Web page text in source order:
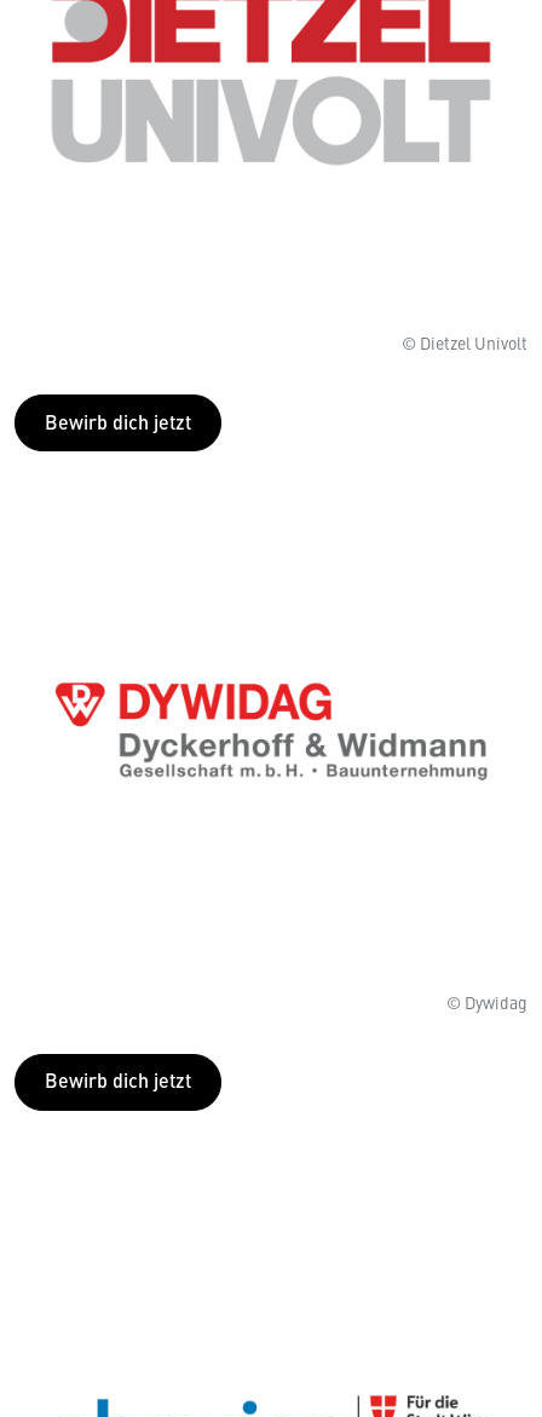
© Dietzel Univolt
Bewirb dich jetzt
© Dywidag
Bewirb dich jetzt